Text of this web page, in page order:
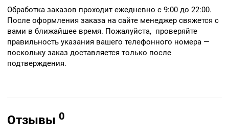
Обработка заказов проходит ежедневно с 9:00 до 22:00.
После оформления заказа на сайте менеджер свяжется с
вами в ближайшее время. Пожалуйста, проверяйте
правильность указания вашего телефонного номера —
поскольку заказ доставляется только после
подтверждения.
Отзывы 0